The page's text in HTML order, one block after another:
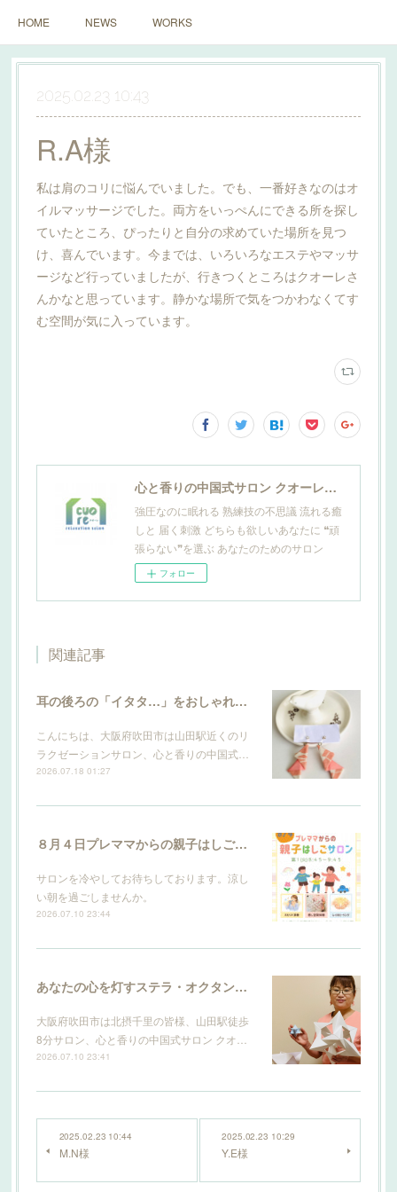
HOME NEWS WORKS
2025.02.23 10:43
R.A様
私は肩のコリに悩んでいました。でも、一番好きなのはオ
イルマッサージでした。両方をいっぺんにできる所を探し
ていたところ、ぴったりと自分の求めていた場所を見つ
け、喜んでいます。今までは、いろいろなエステやマッサ
ージなど行っていましたが、行きつくところはクオーレさ
んかなと思っています。静かな場所で気をつかわなくてす
む空間が気に入っています。
心と香りの中国式サロン クオーレ山田
強圧なのに眠れる 熟練技の不思議 流れる癒
しと 届く刺激 どちらも欲しいあなたに ❝頑
張らない❞を選ぶ あなたのためのサロン
フォロー
関連記事
耳の後ろの「イタタ…」をおしゃれにケア。サロン発のこだわり輪郭ピアスができました
こんにちは、大阪府吹田市は山田駅近くのリ
ラクゼーションサロン、心と香りの中国式…
2026.07.18 01:27
８月４日プレママからの親子はしごサロン
サロンを冷やしてお待ちしております。涼し
い朝を過ごしませんか。
2026.07.10 23:44
あなたの心を灯すステラ・オクタンギュラ
大阪府吹田市は北摂千里の皆様、山田駅徒歩
8分サロン、心と香りの中国式サロン クオ…
2026.07.10 23:41
2025.02.23 10:44
M.N様
2025.02.23 10:29
Y.E様